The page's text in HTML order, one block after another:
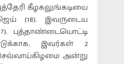
கீழகலுங்கடியை
(18). இவருடைய
புத்தாண்டையொட்டி
இவர்கள் 2
அன்று